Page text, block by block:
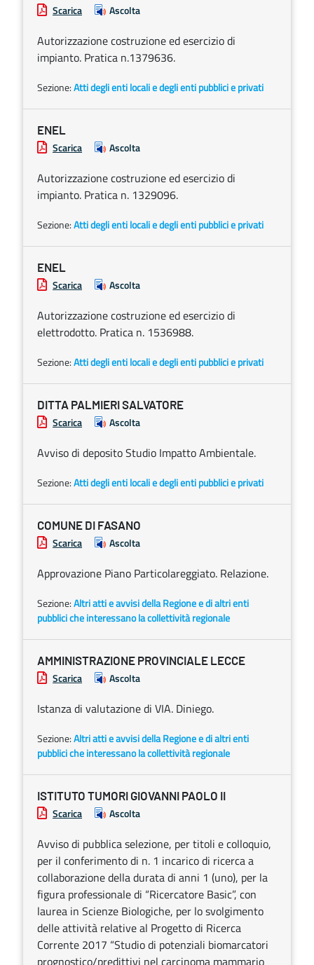
Scarica Ascolta
Autorizzazione costruzione ed esercizio di
impianto. Pratica n.1379636.
Sezione:Atti degli enti locali e degli enti pubblici e privati
ENEL
Scarica Ascolta
Autorizzazione costruzione ed esercizio di
impianto. Pratica n. 1329096.
Sezione:Atti degli enti locali e degli enti pubblici e privati
ENEL
Scarica Ascolta
Autorizzazione costruzione ed esercizio di
elettrodotto. Pratica n. 1536988.
Sezione:Atti degli enti locali e degli enti pubblici e privati
DITTA PALMIERI SALVATORE
Scarica Ascolta
Avviso di deposito Studio Impatto Ambientale.
Sezione:Atti degli enti locali e degli enti pubblici e privati
COMUNE DI FASANO
Scarica Ascolta
Approvazione Piano Particolareggiato. Relazione.
Sezione:Altri atti e avvisi della Regione e di altri enti
pubblici che interessano la collettività regionale
AMMINISTRAZIONE PROVINCIALE LECCE
Scarica Ascolta
Istanza di valutazione di VIA. Diniego.
Sezione:Altri atti e avvisi della Regione e di altri enti
pubblici che interessano la collettività regionale
ISTITUTO TUMORI GIOVANNI PAOLO II
Scarica Ascolta
Avviso di pubblica selezione, per titoli e colloquio,
per il conferimento di n. 1 incarico di ricerca a
collaborazione della durata di anni 1 (uno), per la
figura professionale di “Ricercatore Basic”, con
laurea in Scienze Biologiche, per lo svolgimento
delle attività relative al Progetto di Ricerca
Corrente 2017 “Studio di potenziali biomarcatori
prognostico/predittivi nel carcinoma mammario